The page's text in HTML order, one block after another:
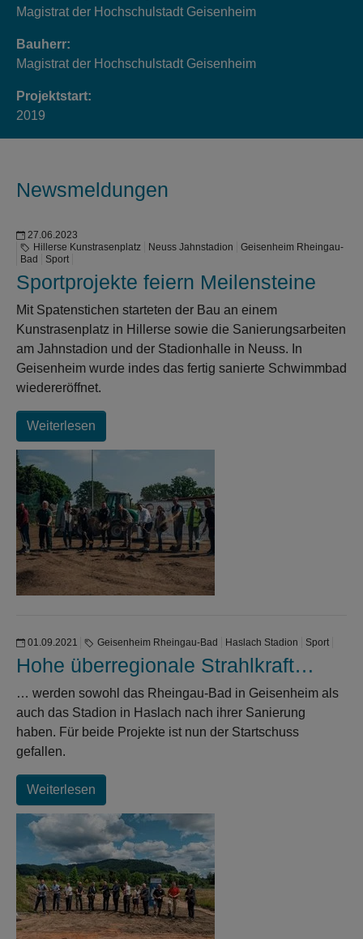
Magistrat der Hochschulstadt Geisenheim
Bauherr:
Magistrat der Hochschulstadt Geisenheim
Projektstart:
2019
Newsmeldungen
27.06.2023
Hillerse Kunstrasenplatz
Neuss Jahnstadion
Geisenheim Rheingau-
Bad
Sport
Sportprojekte feiern Meilensteine
Mit Spatenstichen starteten der Bau an einem
Kunstrasenplatz in Hillerse sowie die Sanierungsarbeiten
am Jahnstadion und der Stadionhalle in Neuss. In
Geisenheim wurde indes das fertig sanierte Schwimmbad
wiedereröffnet.
Weiterlesen
01.09.2021 Geisenheim Rheingau-Bad Haslach Stadion Sport
Hohe überregionale Strahlkraft…
… werden sowohl das Rheingau-Bad in Geisenheim als
auch das Stadion in Haslach nach ihrer Sanierung
haben. Für beide Projekte ist nun der Startschuss
gefallen.
Weiterlesen